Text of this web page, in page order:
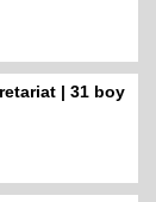
| 31 boy